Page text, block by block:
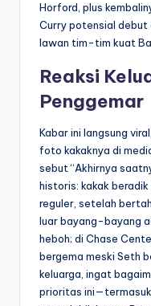
Horford, plus
Curry potensial debut
lawan tim-tim kuat
Reaksi
Penggemar
Kabar ini langsung
foto kakaknya di
sebut “Akhirnya
historis: kakak
reguler, setelah
luar bayang-bayang
heboh; di Chase
bergema meski Seth
keluarga, ingat
prioritas